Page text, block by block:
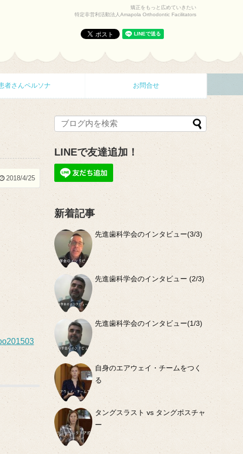
矯正をもっと広めていきたい
特定非営利活動法人Amapola Orthodontic Facilitators
者さんペルソナ お問合せ
2018/4/25
LINEで友達追加！
新着記事
先進歯科学会のインタビュー(3/3)
先進歯科学会のインタビュー (2/3)
先進歯科学会のインタビュー(1/3)
自身のエアウェイ・チームをつく
る
タングスラスト vs タングポスチャ
ー